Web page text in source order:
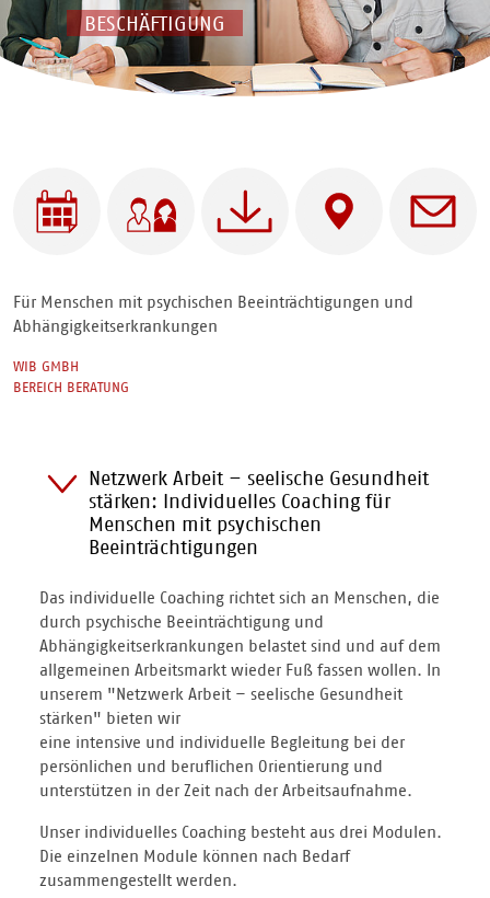
BESCHÄFTIGUNG
Für Menschen mit psychischen Beeinträchtigungen und
Abhängigkeitserkrankungen
WIB GMBH
BEREICH BERATUNG
Netzwerk Arbeit – seelische Gesundheit
stärken: Individuelles Coaching für
Menschen mit psychischen
Beeinträchtigungen
Das individuelle Coaching richtet sich an Menschen, die
durch psychische Beeinträchtigung und
Abhängigkeitserkrankungen belastet sind und auf dem
allgemeinen Arbeitsmarkt wieder Fuß fassen wollen. In
unserem "Netzwerk Arbeit – seelische Gesundheit
stärken" bieten wir
eine intensive und individuelle Begleitung bei der
persönlichen und beruflichen Orientierung und
unterstützen in der Zeit nach der Arbeitsaufnahme.
Unser individuelles Coaching besteht aus drei Modulen.
Die einzelnen Module können nach Bedarf
zusammengestellt werden.
WIB
Integrationsberatung
- Für
psychischen
Erkrankungen
Suchterkrankungen
Angebote
| Mit
Downloads